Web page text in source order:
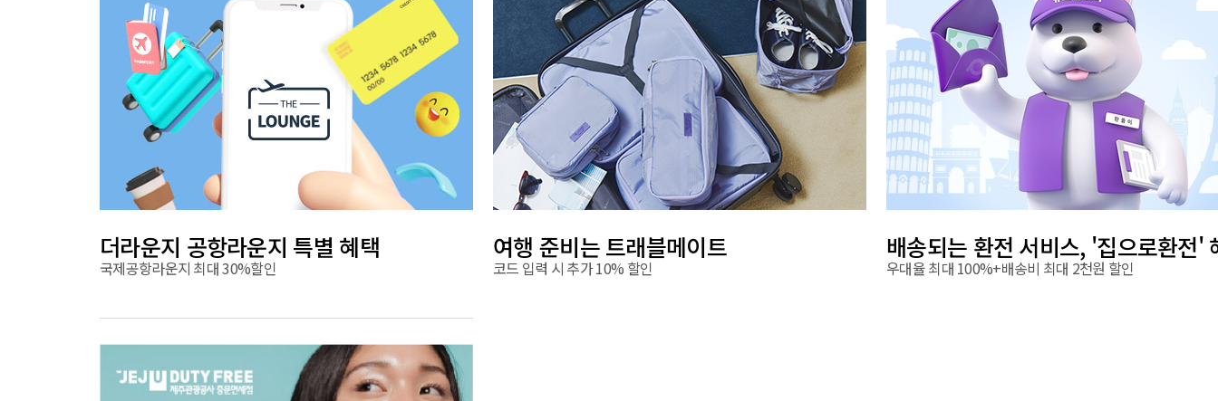
더라운지 공항라운지 특별 혜택
국제공항라운지 최대 30%할인
여행 준비는 트래블메이트
코드 입력 시 추가 10% 할인
배송되는 환전 서비스, '집으로환전'
우대율 최대 100%+배송비 최대 2천원 할인